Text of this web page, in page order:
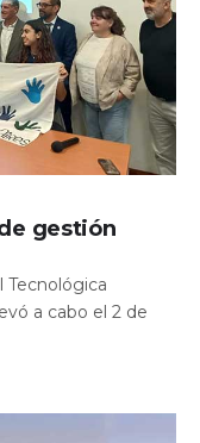
gestión
Tecnológica
a cabo el 2 de